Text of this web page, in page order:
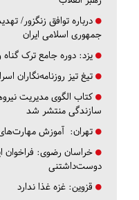
درباره توافق زنگزور/
جمهوری اسلامی ایران
یزد: دوره جامع ترک گناه
تیغ تیز روزنامه‌نگاران
کتاب الگوی مدیریت
سازندگی منتشر شد
تهران: آموزش
خراسان رضوی: فراخوان
دوست‌داشتنی
قزوین: غزه غذا ندارد